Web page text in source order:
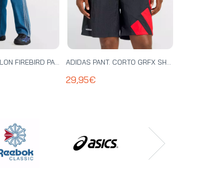
ADIDAS PANTALON FIREBIRD PANTS - KD1499 ADIDAS PANT. CORTO GRFX SHORT - KD4072
29,95€